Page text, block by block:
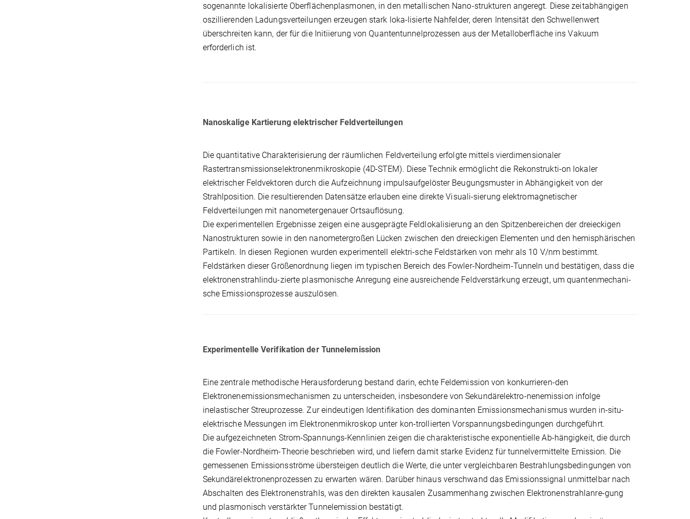
sogenannte lokalisierte Oberflächenplasmonen, in den metallischen Nano-strukturen angeregt. Diese zeitabhängigen
oszillierenden Ladungsverteilungen erzeugen stark loka-lisierte Nahfelder, deren Intensität den Schwellenwert
überschreiten kann, der für die Initiierung von Quantentunnelprozessen aus der Metalloberfläche ins Vakuum
erforderlich ist.
Nanoskalige Kartierung elektrischer Feldverteilungen
Die quantitative Charakterisierung der räumlichen Feldverteilung erfolgte mittels vierdimensionaler
Rastertransmissionselektronenmikroskopie (4D-STEM). Diese Technik ermöglicht die Rekonstrukti-on lokaler
elektrischer Feldvektoren durch die Aufzeichnung impulsaufgelöster Beugungsmuster in Abhängigkeit von der
Strahlposition. Die resultierenden Datensätze erlauben eine direkte Visuali-sierung elektromagnetischer
Feldverteilungen mit nanometergenauer Ortsauflösung.
Die experimentellen Ergebnisse zeigen eine ausgeprägte Feldlokalisierung an den Spitzenbereichen der dreieckigen
Nanostrukturen sowie in den nanometergroßen Lücken zwischen den dreieckigen Elementen und den hemisphärischen
Partikeln. In diesen Regionen wurden experimentell elektri-sche Feldstärken von mehr als 10 V/nm bestimmt.
Feldstärken dieser Größenordnung liegen im typischen Bereich des Fowler-Nordheim-Tunneln und bestätigen, dass die
elektronenstrahlindu-zierte plasmonische Anregung eine ausreichende Feldverstärkung erzeugt, um quantenmechani-
sche Emissionsprozesse auszulösen.
Experimentelle Verifikation der Tunnelemission
Eine zentrale methodische Herausforderung bestand darin, echte Feldemission von konkurrieren-den
Elektronenemissionsmechanismen zu unterscheiden, insbesondere von Sekundärelektro-nenemission infolge
inelastischer Streuprozesse. Zur eindeutigen Identifikation des dominanten Emissionsmechanismus wurden in-situ-
elektrische Messungen im Elektronenmikroskop unter kon-trollierten Vorspannungsbedingungen durchgeführt.
Die aufgezeichneten Strom-Spannungs-Kennlinien zeigen die charakteristische exponentielle Ab-hängigkeit, die durch
die Fowler-Nordheim-Theorie beschrieben wird, und liefern damit starke Evidenz für tunnelvermittelte Emission. Die
gemessenen Emissionsströme übersteigen deutlich die Werte, die unter vergleichbaren Bestrahlungsbedingungen von
Sekundärelektronenprozessen zu erwarten wären. Darüber hinaus verschwand das Emissionssignal unmittelbar nach
Abschalten des Elektronenstrahls, was den direkten kausalen Zusammenhang zwischen Elektronenstrahlanre-gung
und plasmonisch verstärkter Tunnelemission bestätigt.